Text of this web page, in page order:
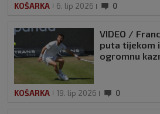
KOŠARKA 6. lip 2026 0
VIDEO /
puta tijekom
ogromnu
KOŠARKA 19. lip 2026 0